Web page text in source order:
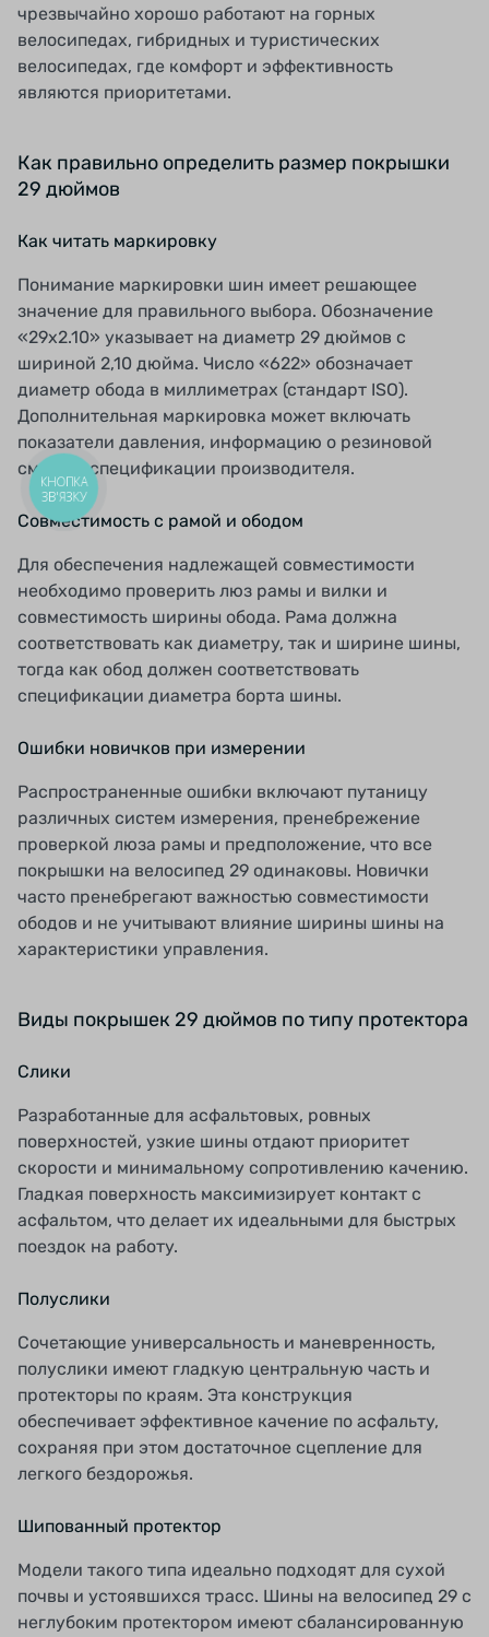
чрезвычайно хорошо работают на горных
велосипедах, гибридных и туристических
велосипедах, где комфорт и эффективность
являются приоритетами.
Как правильно определить размер покрышки
29 дюймов
Как читать маркировку
Понимание маркировки шин имеет решающее
значение для правильного выбора. Обозначение
«29x2.10» указывает на диаметр 29 дюймов с
шириной 2,10 дюйма. Число «622» обозначает
диаметр обода в миллиметрах (стандарт ISO).
Дополнительная маркировка может включать
показатели давления, информацию о резиновой
смеси и спецификации производителя.
Совместимость с рамой и ободом
Для обеспечения надлежащей совместимости
необходимо проверить люз рамы и вилки и
совместимость ширины обода. Рама должна
соответствовать как диаметру, так и ширине шины,
тогда как обод должен соответствовать
спецификации диаметра борта шины.
Ошибки новичков при измерении
Распространенные ошибки включают путаницу
различных систем измерения, пренебрежение
проверкой люза рамы и предположение, что все
покрышки на велосипед 29 одинаковы. Новички
часто пренебрегают важностью совместимости
ободов и не учитывают влияние ширины шины на
характеристики управления.
Виды покрышек 29 дюймов по типу протектора
Слики
Разработанные для асфальтовых, ровных
поверхностей, узкие шины отдают приоритет
скорости и минимальному сопротивлению качению.
Гладкая поверхность максимизирует контакт с
асфальтом, что делает их идеальными для быстрых
поездок на работу.
Полуслики
Сочетающие универсальность и маневренность,
полуслики имеют гладкую центральную часть и
протекторы по краям. Эта конструкция
обеспечивает эффективное качение по асфальту,
сохраняя при этом достаточное сцепление для
легкого бездорожья.
Шипованный протектор
Модели такого типа идеально подходят для сухой
почвы и устоявшихся трасс. Шины на велосипед 29 с
неглубоким протектором имеют сбалансированную
КНОПКА
ЗВ'ЯЗКУ